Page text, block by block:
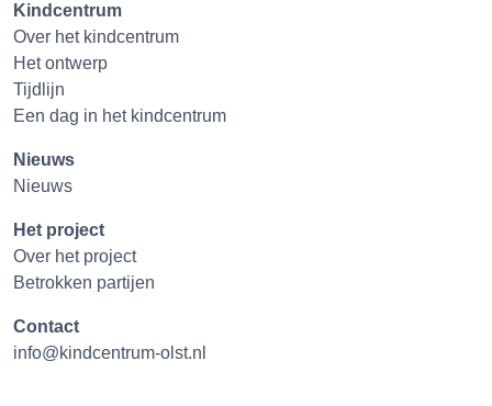
Kindcentrum
Over het kindcentrum
Het ontwerp
Tijdlijn
Een dag in het kindcentrum
Nieuws
Nieuws
Het project
Over het project
Betrokken partijen
Contact
info@kindcentrum-olst.nl